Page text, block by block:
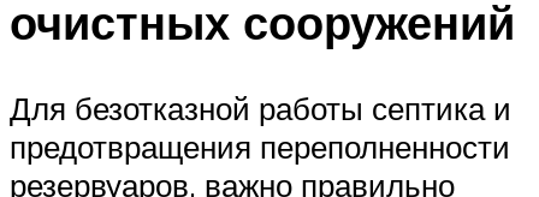
очистных сооружений
Для безотказной работы септика и
предотвращения переполненности
резервуаров, важно правильно